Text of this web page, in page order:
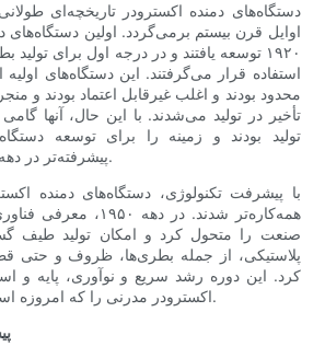
دستگاه‌های دمنده اکسترودر تاریخچه‌ای
اوایل قرن بیستم برمی‌گردد. اولین دستگاه‌های
۱۹۲۰ توسعه یافتند و در درجه اول برای
استفاده قرار می‌گرفتند. این دستگاه‌های
محدود بودند و اغلب غیرقابل اعتماد بودند و
تأخیر در تولید می‌شدند. با این حال، آنها
تولید بودند و زمینه را برای توسعه
پیشرفته‌تر در دهه‌های آینده فراهم کردند.
با پیشرفت تکنولوژی، دستگاه‌های دمنده
همه‌کاره‌تر شدند. در دهه
صنعت را متحول کرد و امکان تولید طیف
پلاستیکی، از جمله بطری‌ها، ظروف و حتی
کرد. این دوره رشد سریع و نوآوری، پایه و
اکسترودر مدرنی را که امروزه استفاده می‌شوند، بنا نهاد.